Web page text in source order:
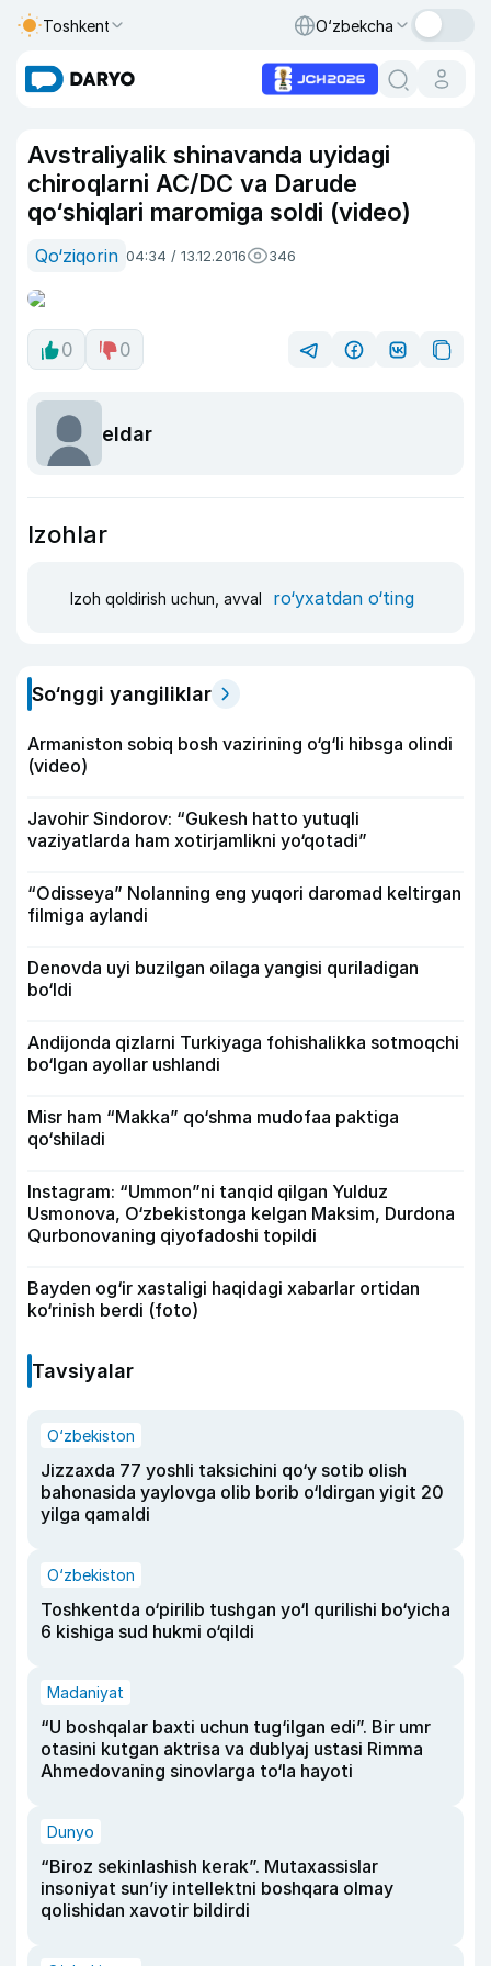
Toshkent O‘zbekcha
Avstraliyalik shinavanda uyidagi
chiroqlarni AC/DC va Darude
qo‘shiqlari maromiga soldi (video)
Qo‘ziqorin 04:34 / 13.12.2016 346
0 0
eldar
Izohlar
Izoh qoldirish uchun, avval ro‘yxatdan o‘ting
So‘nggi yangiliklar
Armaniston sobiq bosh vazirining o‘g‘li hibsga olindi
(video)
Javohir Sindorov: “Gukesh hatto yutuqli
vaziyatlarda ham xotirjamlikni yo‘qotadi”
“Odisseya” Nolanning eng yuqori daromad keltirgan
filmiga aylandi
Denovda uyi buzilgan oilaga yangisi quriladigan
bo‘ldi
Andijonda qizlarni Turkiyaga fohishalikka sotmoqchi
bo‘lgan ayollar ushlandi
Misr ham “Makka” qo‘shma mudofaa paktiga
qo‘shiladi
Instagram: “Ummon”ni tanqid qilgan Yulduz
Usmonova, O‘zbekistonga kelgan Maksim, Durdona
Qurbonovaning qiyofadoshi topildi
Bayden og‘ir xastaligi haqidagi xabarlar ortidan
ko‘rinish berdi (foto)
Tavsiyalar
O‘zbekiston
Jizzaxda 77 yoshli taksichini qo‘y sotib olish
bahonasida yaylovga olib borib o‘ldirgan yigit 20
yilga qamaldi
O‘zbekiston
Toshkentda o‘pirilib tushgan yo‘l qurilishi bo‘yicha
6 kishiga sud hukmi o‘qildi
Madaniyat
“U boshqalar baxti uchun tug‘ilgan edi”. Bir umr
otasini kutgan aktrisa va dublyaj ustasi Rimma
Ahmedovaning sinovlarga to‘la hayoti
Dunyo
“Biroz sekinlashish kerak”. Mutaxassislar
insoniyat sun’iy intellektni boshqara olmay
qolishidan xavotir bildirdi